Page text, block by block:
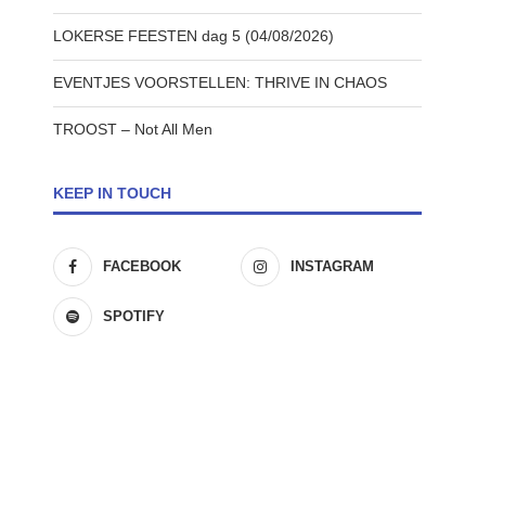
LOKERSE FEESTEN dag 5 (04/08/2026)
EVENTJES VOORSTELLEN: THRIVE IN CHAOS
TROOST – Not All Men
KEEP IN TOUCH
FACEBOOK INSTAGRAM
SPOTIFY